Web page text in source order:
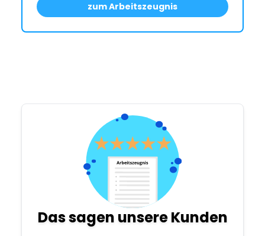
zum Arbeitszeugnis
Das sagen unsere Kunden